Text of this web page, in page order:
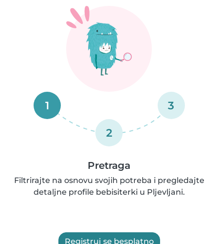
1
2
3
Pretraga
Filtrirajte na osnovu svojih potreba i pregledajte
detaljne profile bebisiterki u Pljevljani.
Registruj se besplatno